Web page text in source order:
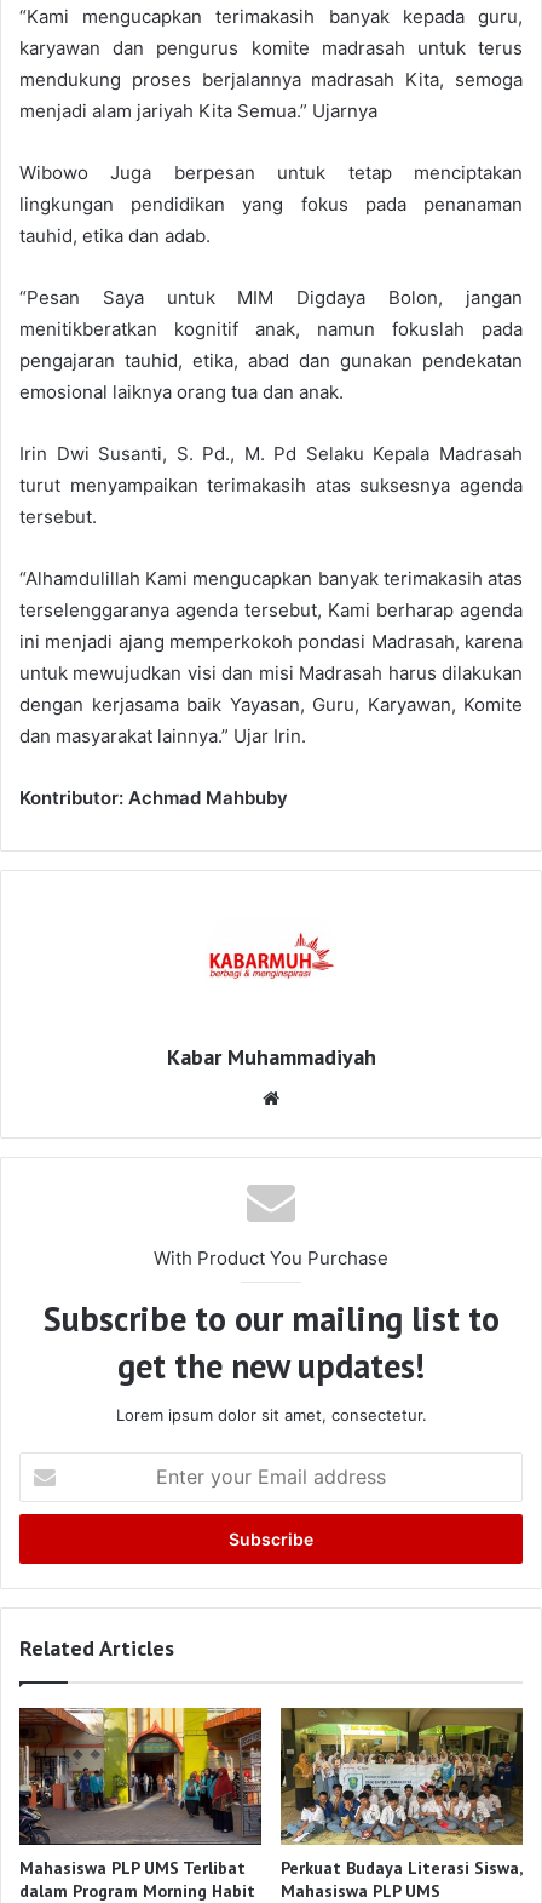
“Kami mengucapkan terimakasih banyak kepada guru,
karyawan dan pengurus komite madrasah untuk terus
mendukung proses berjalannya madrasah Kita, semoga
menjadi alam jariyah Kita Semua.” Ujarnya
Wibowo Juga berpesan untuk tetap menciptakan
lingkungan pendidikan yang fokus pada penanaman
tauhid, etika dan adab.
“Pesan Saya untuk MIM Digdaya Bolon, jangan
menitikberatkan kognitif anak, namun fokuslah pada
pengajaran tauhid, etika, abad dan gunakan pendekatan
emosional laiknya orang tua dan anak.
Irin Dwi Susanti, S. Pd., M. Pd Selaku Kepala Madrasah
turut menyampaikan terimakasih atas suksesnya agenda
tersebut.
“Alhamdulillah Kami mengucapkan banyak terimakasih atas
terselenggaranya agenda tersebut, Kami berharap agenda
ini menjadi ajang memperkokoh pondasi Madrasah, karena
untuk mewujudkan visi dan misi Madrasah harus dilakukan
dengan kerjasama baik Yayasan, Guru, Karyawan, Komite
dan masyarakat lainnya.” Ujar Irin.
Kontributor: Achmad Mahbuby
Kabar Muhammadiyah
With Product You Purchase
Subscribe to our mailing list to
get the new updates!
Lorem ipsum dolor sit amet, consectetur.
your
Email
Related Articles
Mahasiswa PLP UMS Terlibat
dalam Program Morning Habit
Perkuat Budaya Literasi Siswa,
Mahasiswa PLP UMS